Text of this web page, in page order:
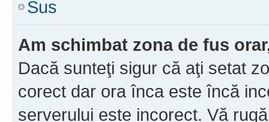
Sus
Am schimbat zona de fus
Dacă sunteţi sigur că aţi setat
corect dar ora înca este încă
serverului este incorect. Vă